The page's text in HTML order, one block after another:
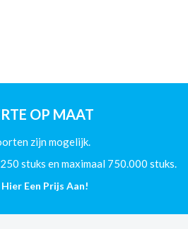
OP MAAT
zijn mogelijk.
stuks en maximaal 750.000 stuks.
Een Prijs Aan!